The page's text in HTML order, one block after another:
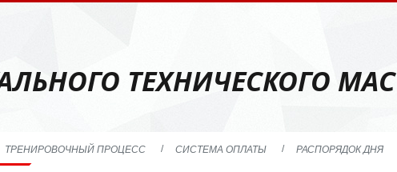
ТЕХНИЧЕСКОГО
ТРЕНИРОВОЧНЫЙ ПРОЦЕСС СИСТЕМА ОПЛАТЫ РАСПОРЯДОК ДНЯ